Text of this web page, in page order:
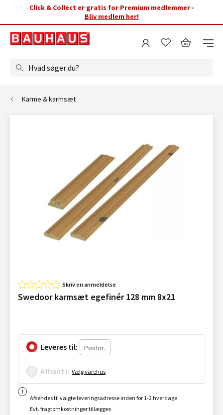
Click & Collect er gratis for Premium medlemmer -
Bliv medlem her!
Hvad søger du?
Karme & karmsæt
Skriv en anmeldelse
Swedoor karmsæt egefinér 128 mm 8x21
Leveres til:
Afhent i: Vælg varehus
Afsendes til valgte leveringsadresse inden for 1-2 hverdage
Evt. fragtomkostninger tillægges